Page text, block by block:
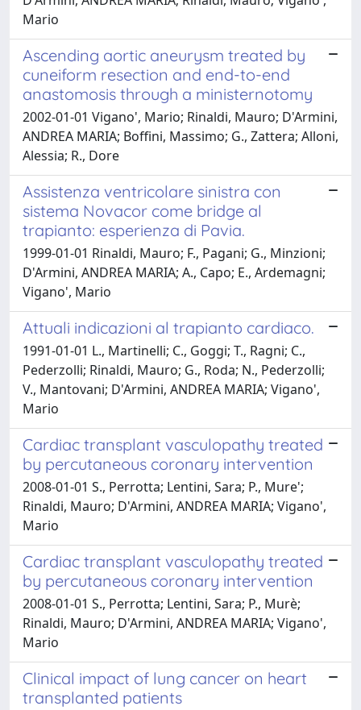
Mario
Ascending aortic aneurysm treated by
cuneiform resection and end-to-end
anastomosis through a ministernotomy
2002-01-01 Vigano', Mario; Rinaldi, Mauro; D'Armini,
ANDREA MARIA; Boffini, Massimo; G., Zattera; Alloni,
Alessia; R., Dore
Assistenza ventricolare sinistra con
sistema Novacor come bridge al
trapianto: esperienza di Pavia.
1999-01-01 Rinaldi, Mauro; F., Pagani; G., Minzioni;
D'Armini, ANDREA MARIA; A., Capo; E., Ardemagni;
Vigano', Mario
Attuali indicazioni al trapianto cardiaco.
1991-01-01 L., Martinelli; C., Goggi; T., Ragni; C.,
Pederzolli; Rinaldi, Mauro; G., Roda; N., Pederzolli;
V., Mantovani; D'Armini, ANDREA MARIA; Vigano',
Mario
Cardiac transplant vasculopathy treated
by percutaneous coronary intervention
2008-01-01 S., Perrotta; Lentini, Sara; P., Mure';
Rinaldi, Mauro; D'Armini, ANDREA MARIA; Vigano',
Mario
Cardiac transplant vasculopathy treated
by percutaneous coronary intervention
2008-01-01 S., Perrotta; Lentini, Sara; P., Murè;
Rinaldi, Mauro; D'Armini, ANDREA MARIA; Vigano',
Mario
Clinical impact of lung cancer on heart
transplanted patients